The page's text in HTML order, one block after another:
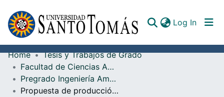
Log In
Communities & Collections
All of DSpace
Home
Tesis y Trabajos de Grado
Facultad de Ciencias Ambientales
Pregrado Ingeniería Ambiental
Propuesta de producción de biochar a partir de residuos de aserraderos como estrategia de captura de co2 y gestión sostenible de residuos en Tocancipá, Cundinamarca.